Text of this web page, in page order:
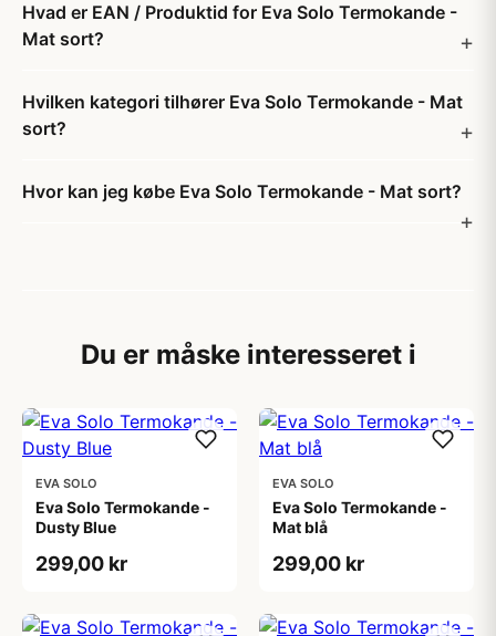
Hvad er EAN / Produktid for Eva Solo Termokande -
Mat sort?
Hvilken kategori tilhører Eva Solo Termokande - Mat
sort?
Hvor kan jeg købe Eva Solo Termokande - Mat sort?
Du er måske interesseret i
EVA SOLO
Eva Solo Termokande -
Dusty Blue
299,00 kr
EVA SOLO
Eva Solo Termokande -
Mat blå
299,00 kr